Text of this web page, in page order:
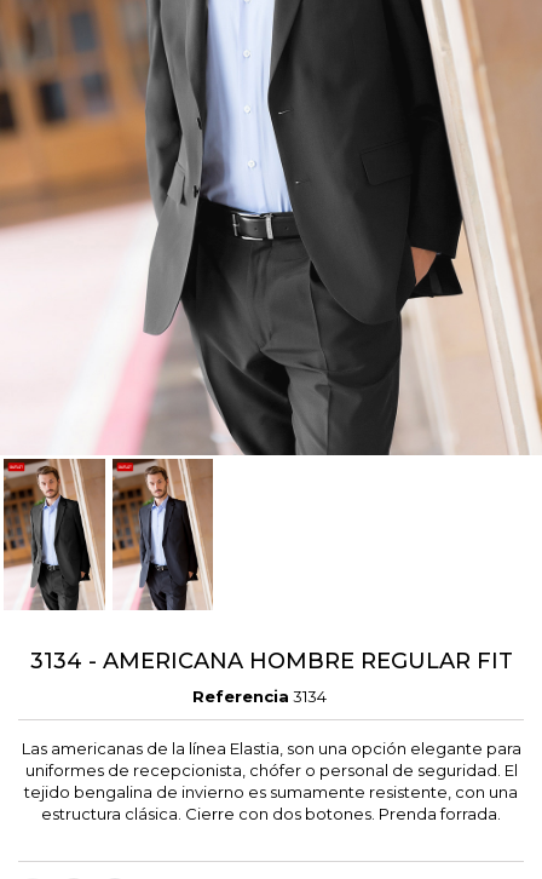
3134 - AMERICANA HOMBRE REGULAR FIT
Referencia 3134
Las americanas de la línea Elastia, son una opción elegante para
uniformes de recepcionista, chófer o personal de seguridad. El
tejido bengalina de invierno es sumamente resistente, con una
estructura clásica. Cierre con dos botones. Prenda forrada.
Cancelar Crear lista de Favoritos
Cancelar Iniciar sesión